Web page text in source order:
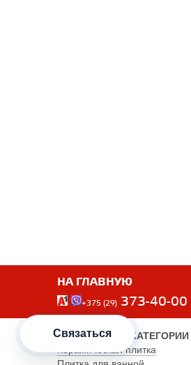
НА ГЛАВНУЮ
+375 (29) 373-40-00
ПОПУЛЯРНЫЕ КАТЕГОРИИ
Керамическая плитка
Связаться